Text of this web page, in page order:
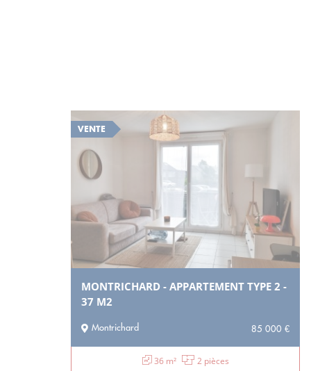
VENTE
MONTRICHARD - APPARTEMENT TYPE 2 -
37 M2
Montrichard 85 000 €
36 m² 2 pièces